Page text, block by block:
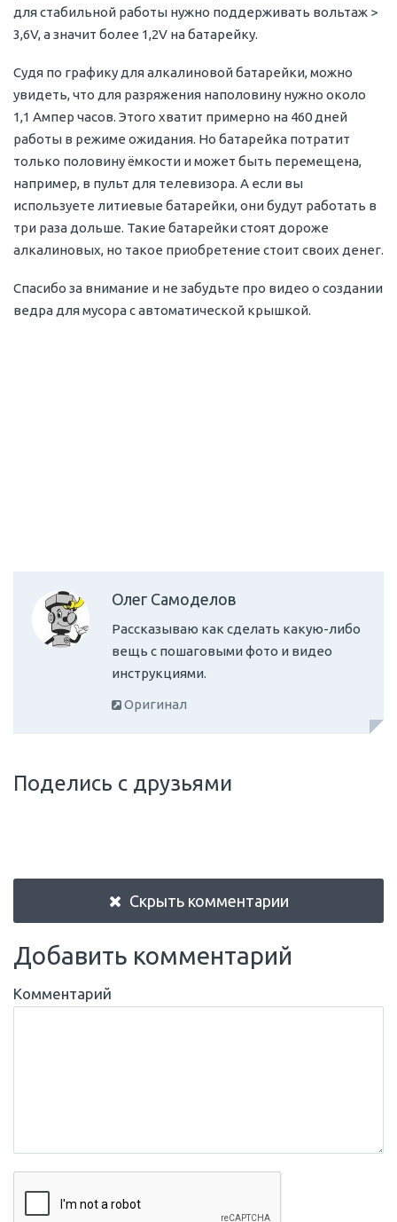
для стабильной работы нужно поддерживать вольтаж >
3,6V, а значит более 1,2V на батарейку.
Судя по графику для алкалиновой батарейки, можно
увидеть, что для разряжения наполовину нужно около
1,1 Ампер часов. Этого хватит примерно на 460 дней
работы в режиме ожидания. Но батарейка потратит
только половину ёмкости и может быть перемещена,
например, в пульт для телевизора. А если вы
используете литиевые батарейки, они будут работать в
три раза дольше. Такие батарейки стоят дороже
алкалиновых, но такое приобретение стоит своих денег.
Спасибо за внимание и не забудьте про видео о создании
ведра для мусора с автоматической крышкой.
Олег Самоделов
Рассказываю как сделать какую-либо
вещь с пошаговыми фото и видео
инструкциями.
Оригинал
Поделись с друзьями
Скрыть комментарии
Добавить комментарий
Комментарий